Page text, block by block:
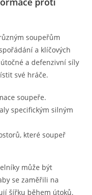
soupeřům
a klíčových
a defenzivní síly
své hráče.
soupeře.
specifickým silným
které soupeř
může být
se zaměřili na
šířku během útoků.